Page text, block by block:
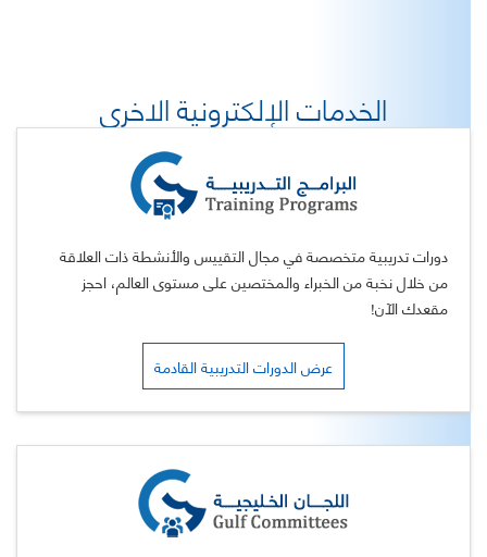
الخدمات الإلكترونية الاخرى
دورات تدريبية متخصصة في مجال التقييس والأنشطة ذات العلاقة
من خلال نخبة من الخبراء والمختصين على مستوى العالم، احجز
مقعدك الآن!
عرض الدورات التدريبية القادمة